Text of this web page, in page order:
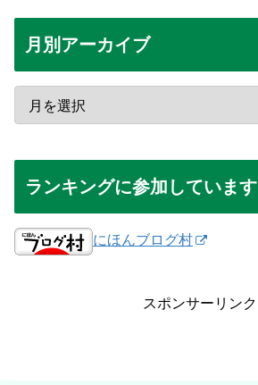
月別アーカイブ
ランキングに参加しています
にほんブログ村
スポンサーリンク